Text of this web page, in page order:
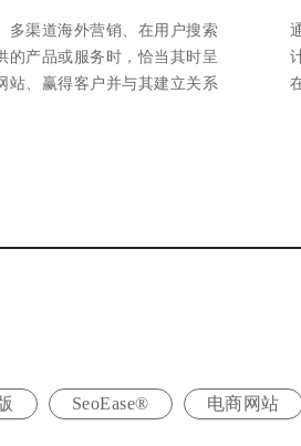
多渠道海外营销、在用户搜索
的产品或服务时，恰当其时呈
站、赢得客户并与其建立关系
SeoEase® 电商网站